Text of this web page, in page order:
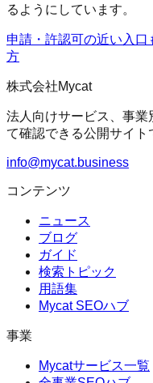
るようにしています。
申請・許認可の近い入口
方
株式会社Mycat
法人向けサービス、事
て確認できる公開サイト
info@mycat.business
コンテンツ
ニュース
ブログ
ガイド
検索トピック
用語集
Mycat SEOハブ
事業
Mycatサービス一覧